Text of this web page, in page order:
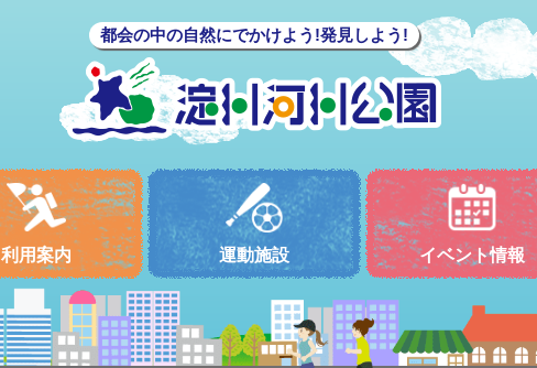
都会の中の自然にでかけよう!発見しよう!
利用案内 運動施設 イベント情報